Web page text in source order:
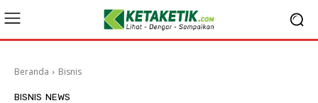
Beranda Bisnis
BISNIS NEWS